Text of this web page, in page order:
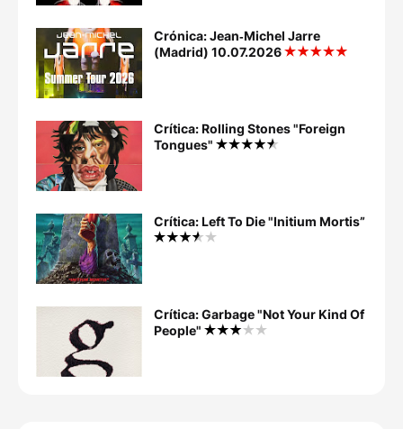
Crónica: Jean‐Michel Jarre
(Madrid) 10.07.2026
Crítica: Rolling Stones "Foreign
Tongues"
Crítica: Left To Die "Initium Mortis”
Crítica: Garbage "Not Your Kind Of
People"